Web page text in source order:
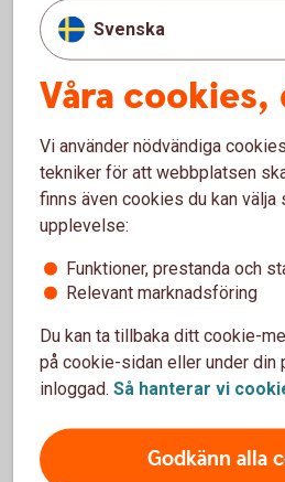
Var kan jag se den
jag fick på ett köp?
Ingår alla avgifter i
transaktion?
Kan jag välja att få
Vad betyder de olika
Svenska
Våra
Vi använder nödvändiga
tekniker för att webbplatsen
finns även cookies du kan välja
upplevelse:
Funktioner, prestanda och
Relevant marknadsföring
Du kan ta tillbaka ditt cookie-
på cookie-sidan eller under din
inloggad. Så hanterar vi
Godkänn alla